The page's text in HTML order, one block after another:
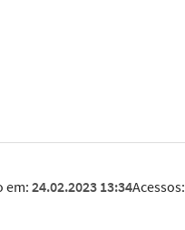
em: 24.02.2023 13:34Acessos: